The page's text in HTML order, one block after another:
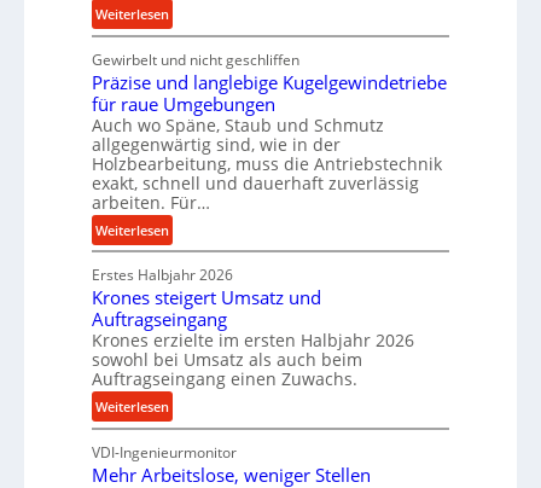
n
c
e
b
e
i
m
D
r
ü
c
r
o
z
e
s
s
Weiterlesen:
K
u
g
e
l
g
e
w
i
n
d
e
r
i
e
b
u
n
d
Gewirbelt und nicht geschliffen
Präzise und langlebige Kugelgewindetriebe
für raue Umgebungen
Auch wo Späne, Staub und Schmutz
allgegenwärtig sind, wie in der
Holzbearbeitung, muss die Antriebstechnik
exakt, schnell und dauerhaft zuverlässig
arbeiten. Für…
Weiterlesen:
P
r
ä
z
i
s
e
u
n
d
l
Erstes Halbjahr 2026
Krones steigert Umsatz und
Auftragseingang
Krones erzielte im ersten Halbjahr 2026
sowohl bei Umsatz als auch beim
Auftragseingang einen Zuwachs.
Weiterlesen:
K
r
o
VDI-Ingenieurmonitor
Mehr Arbeitslose, weniger Stellen